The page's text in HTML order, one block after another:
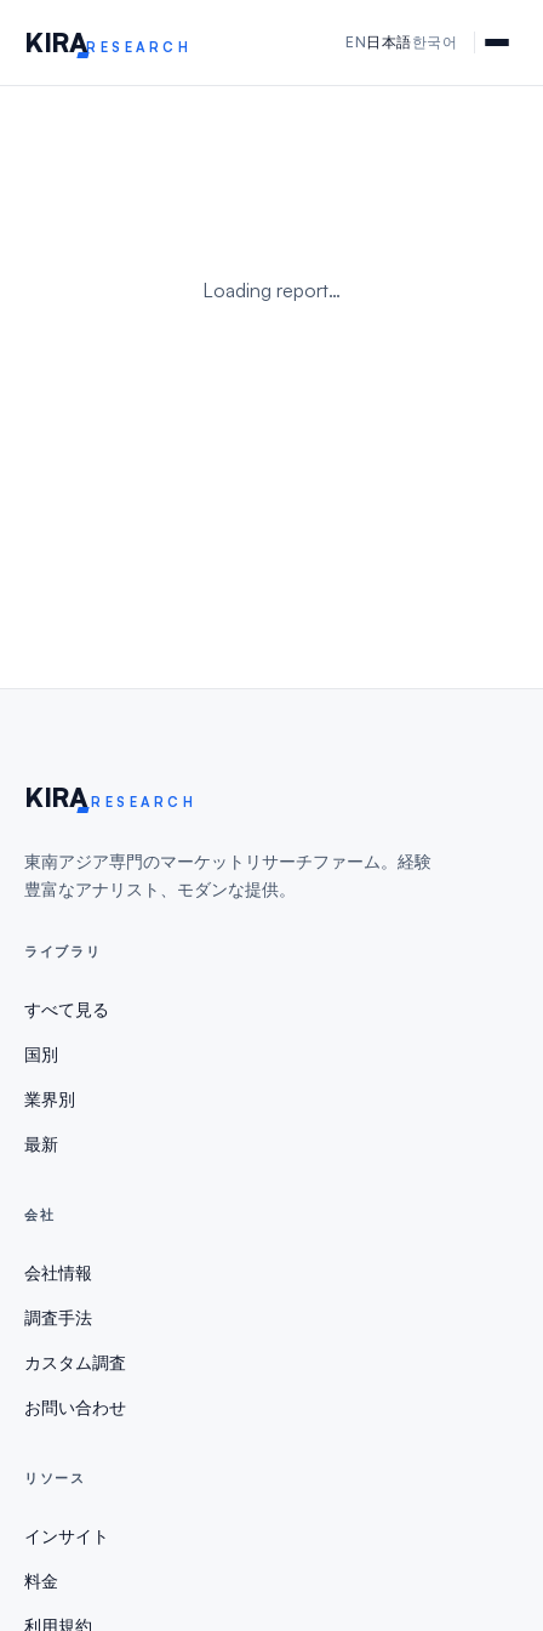
KIRARESEARCH EN 日本語한국어
Loading report…
KIRA RESEARCH
東南アジア専門のマーケットリサーチファーム。経験
豊富なアナリスト、モダンな提供。
ライブラリ
すべて見る
国別
業界別
最新
会社
会社情報
調査手法
カスタム調査
お問い合わせ
リソース
インサイト
料金
利用規約